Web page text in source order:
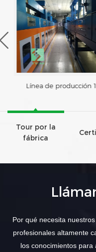
Línea de producción 1
Tour por la
fábrica
Por qué necesita
profesionales altamente
los conocimientos